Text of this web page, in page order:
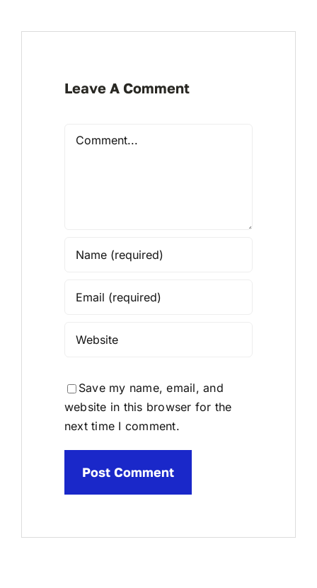
Leave A Comment
Save my name, email, and
website in this browser for the
next time I comment.